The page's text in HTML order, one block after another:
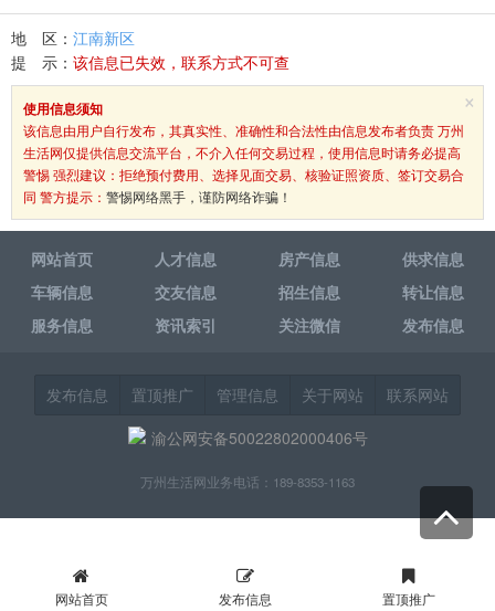
地 区： 江南新区
提 示： 该信息已失效，联系方式不可查
×
使用信息须知
该信息由用户自行发布，其真实性、准确性和合法性由信息发布者负责 万州
生活网仅提供信息交流平台，不介入任何交易过程，使用信息时请务必提高
警惕 强烈建议：拒绝预付费用、选择见面交易、核验证照资质、签订交易合
同 警方提示： 警惕网络黑手，谨防网络诈骗！
网站首页 人才信息 房产信息
供求信息
车辆信息
交友信息 招生信息
转让信息
服务信息
资讯索引 关注微信 发布信息
发布信息 置顶推广 管理信息 关于网站
联系网站
渝公网安备50022802000406号
万州生活网业务电话：189-8353-1163
网站首页 发布信息 置顶推广